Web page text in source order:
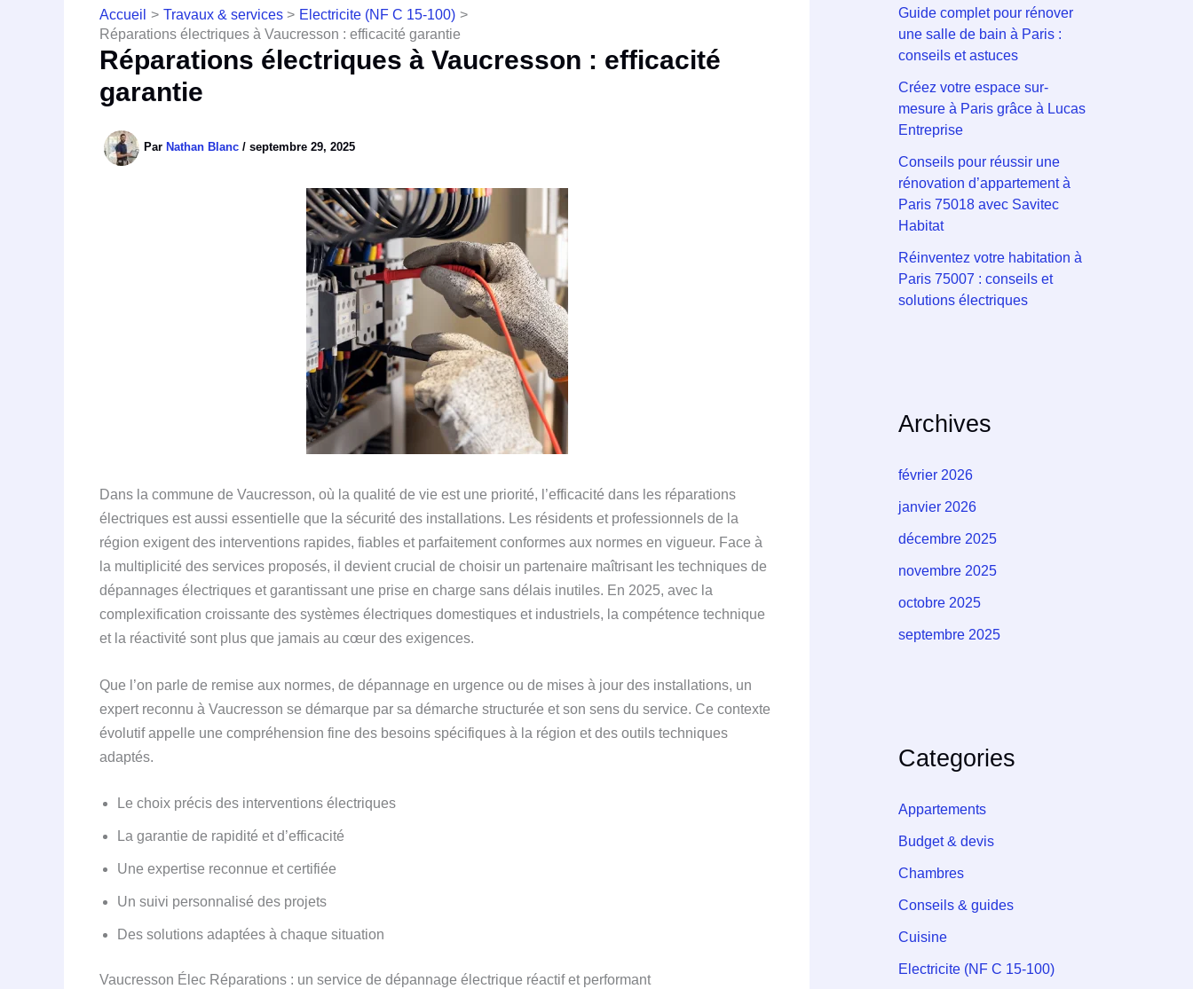
Accueil Travaux & services
Electricite (NF C 15-100)
Réparations électriques à Vaucresson : efficacité garantie
Réparations électriques à Vaucresson : efficacité
garantie
Par Nathan Blanc / septembre 29, 2025
Dans la commune de Vaucresson, où la qualité de vie est une priorité, l’efficacité dans les réparations
électriques est aussi essentielle que la sécurité des installations. Les résidents et professionnels de la
région exigent des interventions rapides, fiables et parfaitement conformes aux normes en vigueur. Face à
la multiplicité des services proposés, il devient crucial de choisir un partenaire maîtrisant les techniques de
dépannages électriques et garantissant une prise en charge sans délais inutiles. En 2025, avec la
complexification croissante des systèmes électriques domestiques et industriels, la compétence technique
et la réactivité sont plus que jamais au cœur des exigences.
Que l’on parle de remise aux normes, de dépannage en urgence ou de mises à jour des installations, un
expert reconnu à Vaucresson se démarque par sa démarche structurée et son sens du service. Ce contexte
évolutif appelle une compréhension fine des besoins spécifiques à la région et des outils techniques
adaptés.
Le choix précis des interventions électriques
La garantie de rapidité et d’efficacité
Une expertise reconnue et certifiée
Un suivi personnalisé des projets
Des solutions adaptées à chaque situation
Vaucresson Élec Réparations : un service de dépannage électrique réactif et performant
Guide complet pour rénover
une salle de bain à Paris :
conseils et astuces
Créez votre espace sur-
mesure à Paris grâce à Lucas
Entreprise
Conseils pour réussir une
rénovation d’appartement à
Paris 75018 avec Savitec
Habitat
Réinventez votre habitation à
Paris 75007 : conseils et
solutions électriques
Archives
février 2026
janvier 2026
décembre 2025
novembre 2025
octobre 2025
septembre 2025
Categories
Appartements
Budget & devis
Chambres
Conseils & guides
Cuisine
Electricite (NF C 15-100)